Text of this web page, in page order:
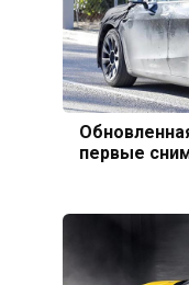
первые